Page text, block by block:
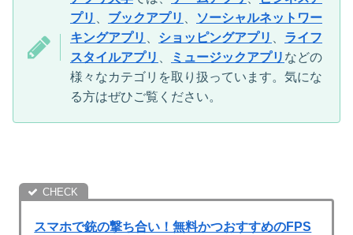
プリ 、 ブックアプリ 、
ソーシャルネットワー
キングアプリ 、 ショッピングアプリ 、 ライフ
スタイルアプリ 、 ミュージックアプリ などの
様々なカテゴリを取り扱っています。気にな
る方はぜひご覧ください。
スマホで銃の撃ち合い！無料かつおすすめのFPS